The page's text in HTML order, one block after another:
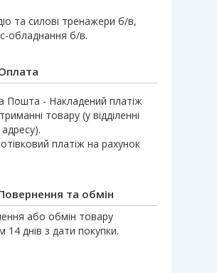
та силові тренажери б/в,
обладнання б/в.
Пошта - Накладений платіж
товару (у відділенні
платіж на рахунок
та обмін
або обмін товару
14 днів з дати покупки.